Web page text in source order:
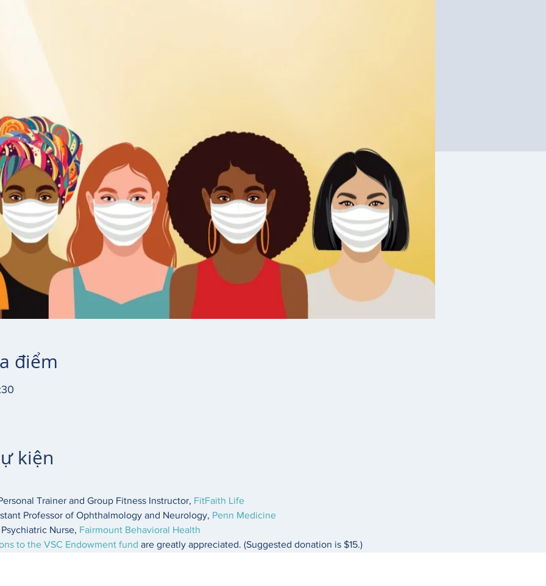
điểm
kiện
Trainer and Group Fitness Instructor, FitFaith Life
Professor of Ophthalmology and Neurology, Penn Medicine
Nurse, Fairmount Behavioral Health
to the VSC Endowment fund are greatly appreciated. (Suggested donation is $15.)